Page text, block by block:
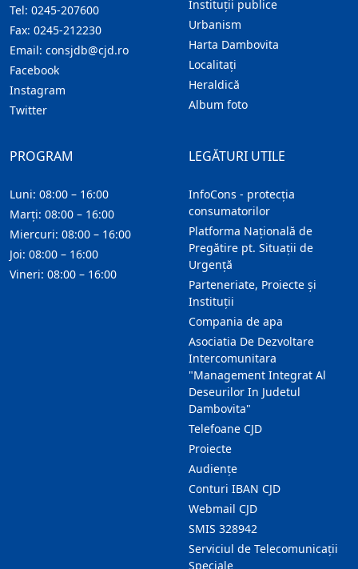
Tel: 0245-207600
Fax: 0245-212230
Email: consjdb@cjd.ro
Facebook
Instagram
Twitter
Instituţii publice
Urbanism
Harta Dambovita
Localitaţi
Heraldică
Album foto
LEGĂTURI UTILE
InfoCons - protecția
consumatorilor
Platforma Națională de
Pregătire pt. Situații de
Urgență
Parteneriate, Proiecte și
Instituții
Compania de apa
Asociatia De Dezvoltare
Intercomunitara
"Management Integrat Al
Deseurilor In Judetul
Dambovita"
Telefoane CJD
Proiecte
Audienţe
Conturi IBAN CJD
Webmail CJD
SMIS 328942
Serviciul de Telecomunicații
Speciale
PROGRAM
Luni: 08:00 – 16:00
Marți: 08:00 – 16:00
Miercuri: 08:00 – 16:00
Joi: 08:00 – 16:00
Vineri: 08:00 – 16:00